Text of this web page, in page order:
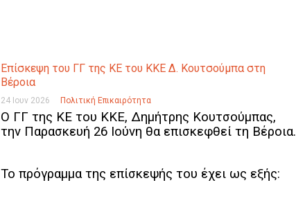
Επίσκεψη του ΓΓ της ΚΕ του ΚΚΕ Δ. Κουτσούμπα στη
Βέροια
24 Ιουν 2026 Πολιτική Επικαιρότητα
Ο ΓΓ της ΚΕ του ΚΚΕ, Δημήτρης Κουτσούμπας,
την Παρασκευή 26 Ιούνη θα επισκεφθεί τη Βέροια.
Το πρόγραμμα της επίσκεψής του έχει ως εξής: